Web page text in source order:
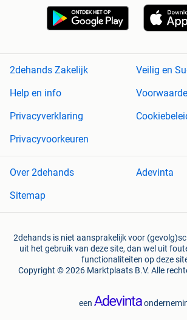
2dehands Zakelijk
Veilig en
Help en info
Privacyverklaring
Privacyvoorkeuren
Over 2dehands
Adevinta
Sitemap
2dehands is niet aansprakelijk voor
uit het gebruik van deze site, dan wel uit
functionaliteiten op deze
Copyright © 2026 Marktplaats B.V. Alle
een